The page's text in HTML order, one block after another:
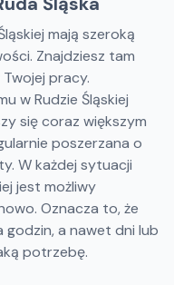
mają szeroką
Znajdziesz tam
pracy.
w Rudzie Śląskiej
się coraz większym
poszerzana o
W każdej sytuacji
jest możliwy
Oznacza to, że
godzin, a nawet dni lub
potrzebę.